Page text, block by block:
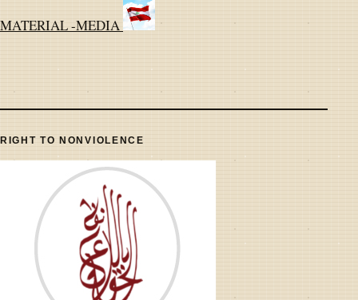
MATERIAL -MEDIA
RIGHT TO NONVIOLENCE